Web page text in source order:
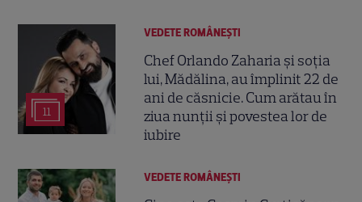
11
VEDETE ROMÂNEŞTI
Chef Orlando Zaharia și soția
lui, Mădălina, au împlinit 22 de
ani de căsnicie. Cum arătau în
ziua nunții și povestea lor de
iubire
VEDETE ROMÂNEŞTI